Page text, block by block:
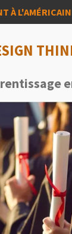
À